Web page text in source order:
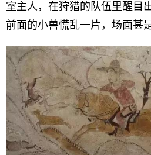
室主人，在狩猎的队伍里醒目
前面的小兽慌乱一片，场面甚